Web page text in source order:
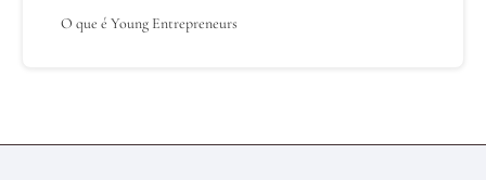
O que é Young Entrepreneurs